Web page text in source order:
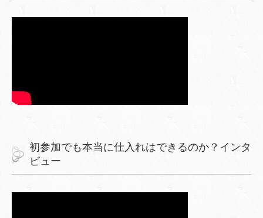
初参加でも本当に仕入れはできるのか？インタ
ビュー